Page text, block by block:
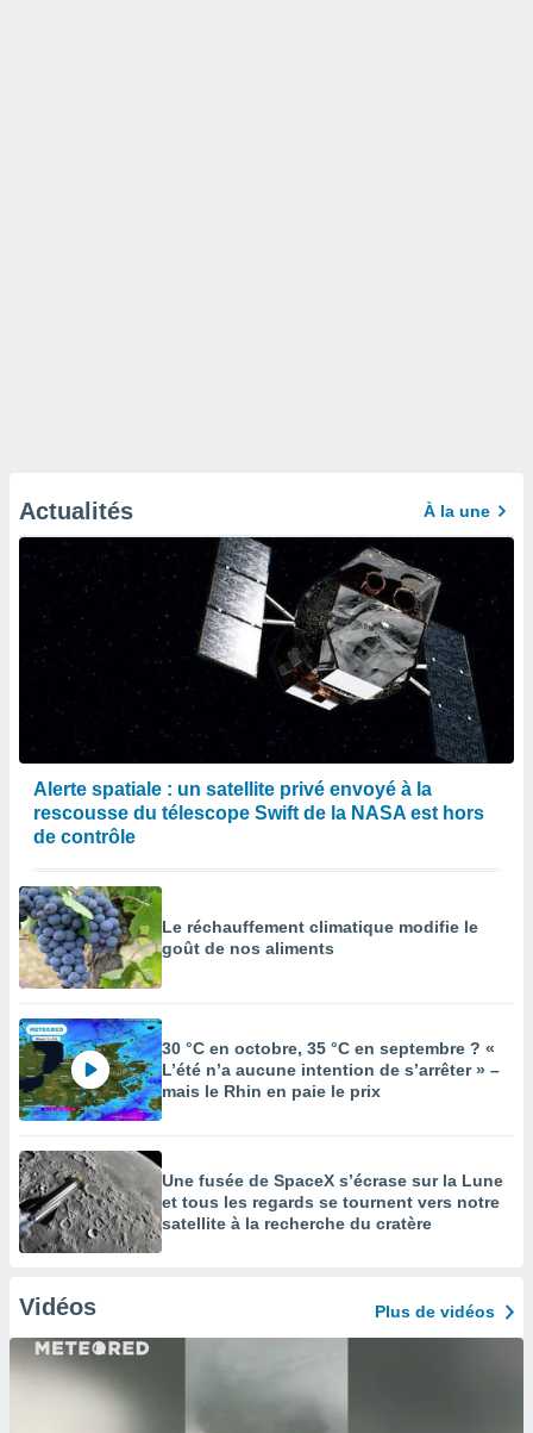
Actualités À la une
Alerte spatiale : un satellite privé envoyé à la
rescousse du télescope Swift de la NASA est hors
de contrôle
Le réchauffement climatique modifie le
goût de nos aliments
30 °C en octobre, 35 °C en septembre ? «
L’été n’a aucune intention de s’arrêter » –
mais le Rhin en paie le prix
Une fusée de SpaceX s’écrase sur la Lune
et tous les regards se tournent vers notre
satellite à la recherche du cratère
Vidéos Plus de vidéos